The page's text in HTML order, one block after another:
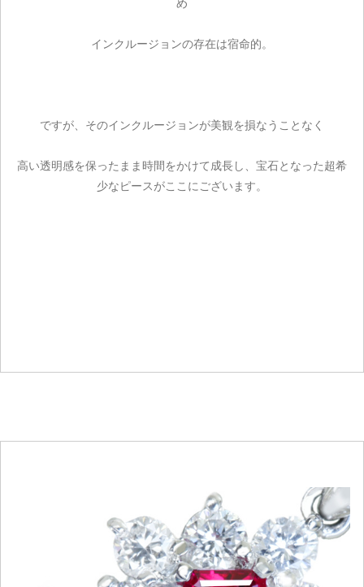
め
インクルージョンの存在は宿命的。
ですが、そのインクルージョンが美観を損なうことなく
高い透明感を保ったまま時間をかけて成長し、宝石となった超希
少なピースがここにございます。